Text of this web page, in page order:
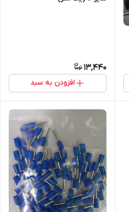
13,440
افزودن به سبد